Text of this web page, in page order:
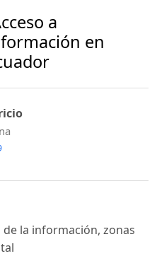
a
en
la información, zonas